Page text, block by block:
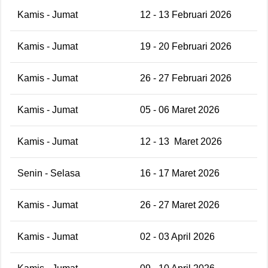
Kamis - Jumat 12 - 13 Februari 2026
Kamis - Jumat 19 - 20 Februari 2026
Kamis - Jumat 26 - 27 Februari 2026
Kamis - Jumat 05 - 06 Maret 2026
Kamis - Jumat 12 - 13 Maret 2026
Senin - Selasa 16 - 17 Maret 2026
Kamis - Jumat 26 - 27 Maret 2026
Kamis - Jumat 02 - 03 April 2026